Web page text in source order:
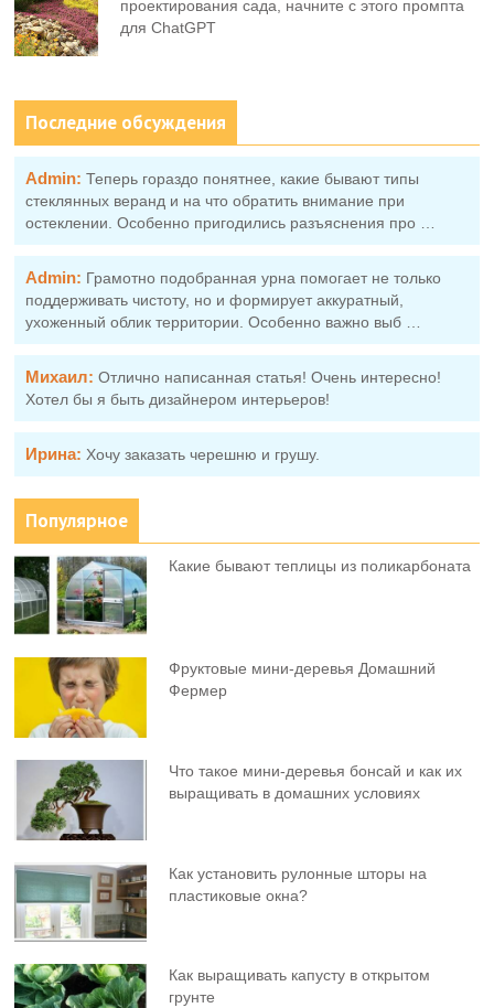
проектирования сада, начните с этого промпта
для ChatGPT
Последние обсуждения
Admin: Теперь гораздо понятнее, какие бывают типы
стеклянных веранд и на что обратить внимание при
остеклении. Особенно пригодились разъяснения про …
Admin: Грамотно подобранная урна помогает не только
поддерживать чистоту, но и формирует аккуратный,
ухоженный облик территории. Особенно важно выб …
Михаил: Отлично написанная статья! Очень интересно!
Хотел бы я быть дизайнером интерьеров!
Ирина: Хочу заказать черешню и грушу.
Популярное
Какие бывают теплицы из поликарбоната
Фруктовыe мини-деревья Домашний
Фермер
Что такое мини-деревья бонсай и как их
выращивать в домашних условиях
Как установить рулонные шторы на
пластиковые окна?
Как выращивать капусту в открытом
грунте